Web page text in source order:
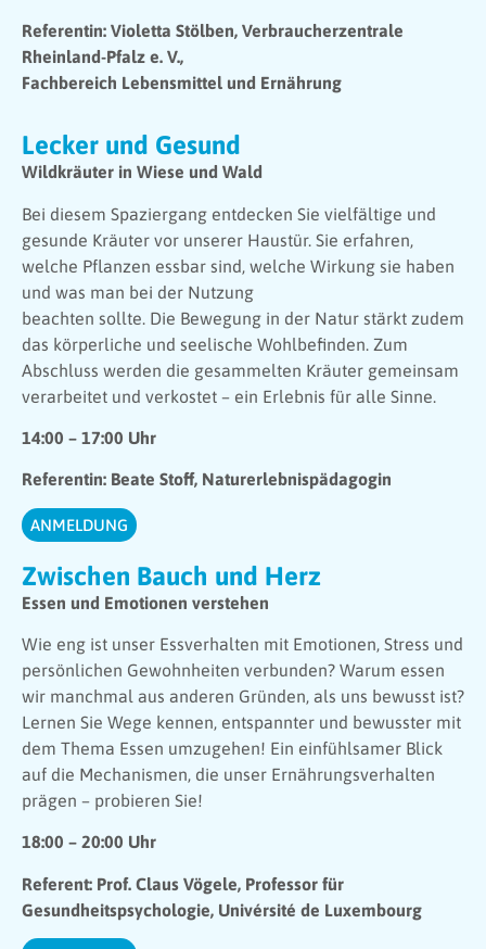
Referentin: Violetta Stölben, Verbraucherzentrale
Rheinland-Pfalz e. V.,
Fachbereich Lebensmittel und Ernährung
Lecker und Gesund
Wildkräuter in Wiese und Wald
Bei diesem Spaziergang entdecken Sie vielfältige und
gesunde Kräuter vor unserer Haustür. Sie erfahren,
welche Pflanzen essbar sind, welche Wirkung sie haben
und was man bei der Nutzung
beachten sollte. Die Bewegung in der Natur stärkt zudem
das körperliche und seelische Wohlbefinden. Zum
Abschluss werden die gesammelten Kräuter gemeinsam
verarbeitet und verkostet – ein Erlebnis für alle Sinne.
14:00 – 17:00 Uhr
Referentin: Beate Stoff, Naturerlebnispädagogin
ANMELDUNG
Zwischen Bauch und Herz
Essen und Emotionen verstehen
Wie eng ist unser Essverhalten mit Emotionen, Stress und
persönlichen Gewohnheiten verbunden? Warum essen
wir manchmal aus anderen Gründen, als uns bewusst ist?
Lernen Sie Wege kennen, entspannter und bewusster mit
dem Thema Essen umzugehen! Ein einfühlsamer Blick
auf die Mechanismen, die unser Ernährungsverhalten
prägen – probieren Sie!
18:00 – 20:00 Uhr
Referent: Prof. Claus Vögele, Professor für
Gesundheitspsychologie, Univérsité de Luxembourg